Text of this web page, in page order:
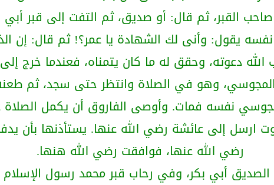
القبر، ثم قال: أو صديق، ثم التفت إلى قبر أبي
يقول: وأنى لك الشهادة يا عمر؟! ثم قال: إن
أبو لؤلؤة المجوسي، وهو في الصلاة وانتظر حتى سجد،
نفسه فمات. وأوصى الفاروق أن يكمل الصلاة
ارسل إلى عائشة رضي الله عنها. يستأذنها بأن
رضي الله عنها، فوافقت رضي الله هنها.
أبي بكر، وفي رحاب قبر محمد رسول